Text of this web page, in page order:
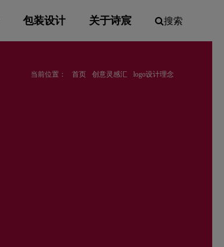
包装设计 关于诗宸 搜索
当前位置： 首页 创意灵感汇
logo设计理念